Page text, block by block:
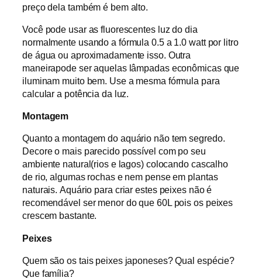
preço dela também é bem alto.
Você pode usar as fluorescentes luz do dia
normalmente usando a fórmula 0.5 a 1.0 watt por litro
de água ou aproximadamente isso. Outra
maneirapode ser aquelas lâmpadas econômicas que
iluminam muito bem. Use a mesma fórmula para
calcular a potência da luz.
Montagem
Quanto a montagem do aquário não tem segredo.
Decore o mais parecido possível com po seu
ambiente natural(rios e lagos) colocando cascalho
de rio, algumas rochas e nem pense em plantas
naturais.Aquário para criar estes peixes não é
recomendável ser menor do que 60L pois os peixes
crescem bastante.
Peixes
Quem são os tais peixes japoneses? Qual espécie?
Que família?